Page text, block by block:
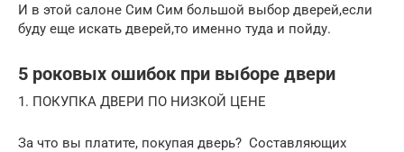
И в этой салоне Сим Сим большой выбор дверей,если
буду еще искать дверей,то именно туда и пойду.
5 роковых ошибок при выборе двери
1. ПОКУПКА ДВЕРИ ПО НИЗКОЙ ЦЕНЕ
За что вы платите, покупая дверь? Составляющих